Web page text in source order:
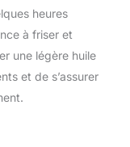
de
extensions
clip sans
la
heures
à friser et
une légère huile
et de s’assurer